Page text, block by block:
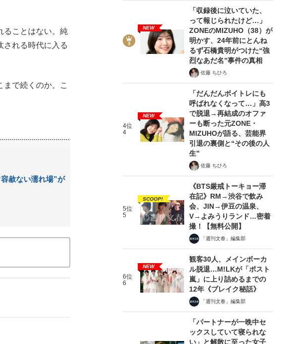
ることはない。純
される時代に入る
で続くのか。こ
赦ない濡れ場”が
NEW
「収録後に泣いていた、
って報じられたけど…」
ZONEのMIZUHO（38）が
明かす、24年前にとんね
るず石橋貴明がつけた“強
烈なあだ名”事件の真相
佐藤 ちひろ
4位
4
NEW
「だんだんボイトレにも
呼ばれなくなって…」高3
で脱退→再結成のオファ
ーも断った元ZONE・
MIZUHOが語る、芸能界
引退の裏側と“その後の人
生”
佐藤 ちひろ
5位
5
SCOOP!
《BTS厳戒トーキョー滞
在記》RM→渋谷で飲み
会、JIN→伊豆の温泉、
V→よみうりランド…密着
撮！【無料公開】
「週刊文春」編集部
6位
6
NEW
観客30人、メインボーカ
ル脱退…M!LKが「ポスト
嵐」に上り詰めるまでの
12年《ブレイク秘話》
「週刊文春」編集部
「パートナーが一晩中セ
ックスしていて寝られな
い」と解散に至った女子